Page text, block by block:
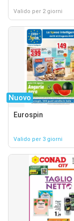
Valido per 2 giorni
Nuovo
Eurospin
Valido per 3 giorni